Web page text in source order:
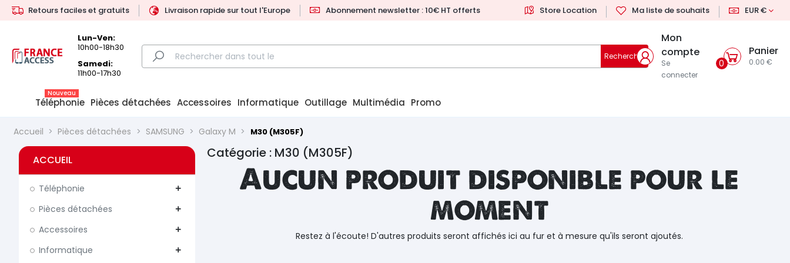
Retours faciles et gratuits Livraison rapide sur tout l'Europe Abonnement newsletter : 10€ HT offerts Store Location Ma liste de souhaits EUR €
Lun-Ven:
10h00-18h30
Samedi:
11h00-17h30
Rechercher
Mon
compte
Se
connecter
0
Panier
0.00 €
Téléphonie
Nouveau
Pièces détachées Accessoires Informatique Outillage Multimédia Promo
Accueil Pièces détachées SAMSUNG Galaxy M M30 (M305F)
ACCUEIL
Téléphonie add
Pièces détachées add
Accessoires add
Informatique add
Catégorie : M30 (M305F)
Aucun produit disponible pour le
moment
Restez à l'écoute! D'autres produits seront affichés ici au fur et à mesure qu'ils seront ajoutés.